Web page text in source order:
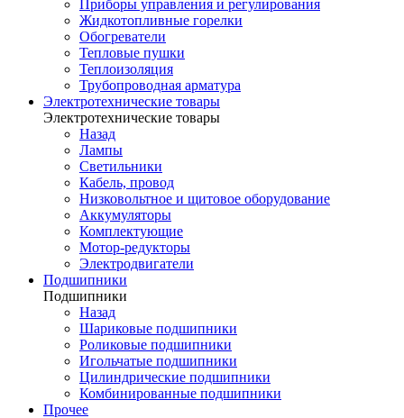
Приборы управления и регулирования
Жидкотопливные горелки
Обогреватели
Тепловые пушки
Теплоизоляция
Трубопроводная арматура
Электротехнические товары
Электротехнические товары
Назад
Лампы
Светильники
Кабель, провод
Низковольтное и щитовое оборудование
Аккумуляторы
Комплектующие
Мотор-редукторы
Электродвигатели
Подшипники
Подшипники
Назад
Шариковые подшипники
Роликовые подшипники
Игольчатые подшипники
Цилиндрические подшипники
Комбинированные подшипники
Прочее